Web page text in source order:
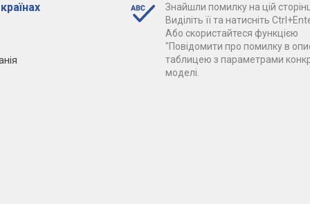
Знайшли помилку на цій
Виділіть її та натисніть
Або скористайтеся функцією
"Повідомити про помилку в
таблицею з параметрами
моделі.